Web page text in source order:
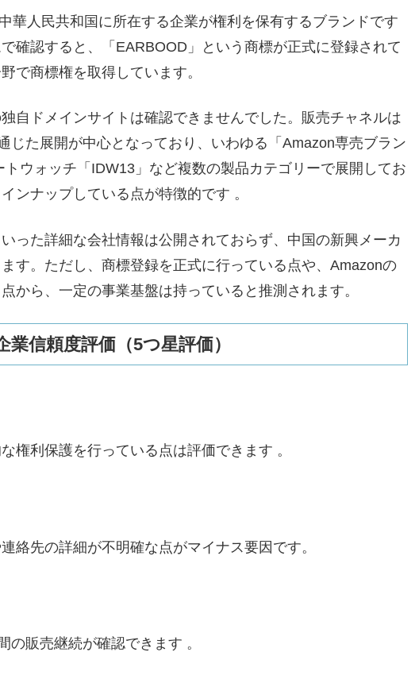
華人民共和国に所在する企業が権利を保有するブランドです
確認すると、「EARBOOD」という商標が正式に登録されて
で商標権を取得しています。​
自ドメインサイトは確認できませんでした。販売チャネルは
じた展開が中心となっており、いわゆる「Amazon専売ブラン
トウォッチ「IDW13」など複数の製品カテゴリーで展開してお
ンナップしている点が特徴的です 。​
った詳細な会社情報は公開されておらず、中国の新興メーカ
す。ただし、商標登録を正式に行っている点や、Amazonの
から、一定の事業基盤は持っていると推測されます。
信頼度評価（5つ星評価）
権利保護を行っている点は評価できます 。​
絡先の詳細が不明確な点がマイナス要因です。
販売継続が確認できます 。​